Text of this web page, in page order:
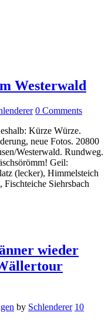
Westerwald
0 Comments
Kürze Würze.
neue Fotos. 20800
Westerwald. Rundweg.
Geil:
(lecker), Himmelsteich
Fischteiche Siehrsbach
wieder
by Schlenderer 10